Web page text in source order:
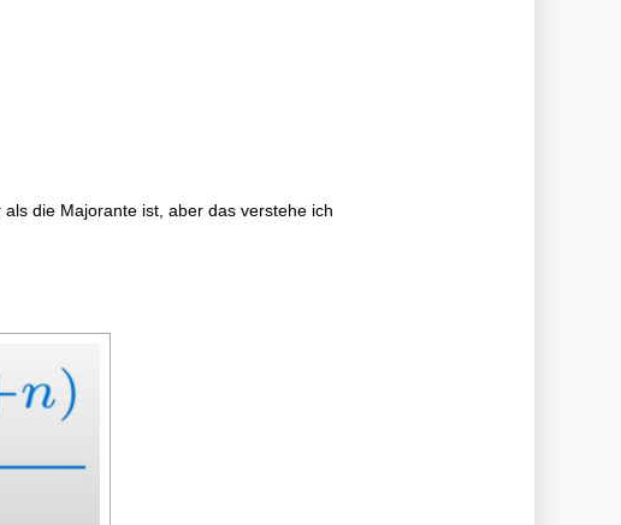
die Majorante ist, aber das verstehe ich